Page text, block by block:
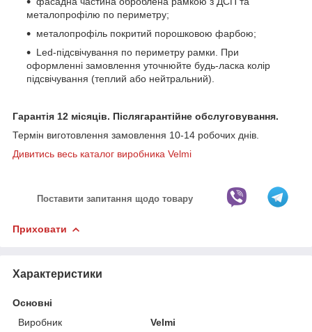
металопрофілю по периметру;
металопрофіль покритий порошковою фарбою;
Led-підсвічування по периметру рамки. При
оформленні замовлення уточнюйте будь-ласка колір
підсвічування (теплий або нейтральний).
Гарантія 12 місяців. Післягарантійне обслуговування.
Термін виготовлення замовлення 10-14 робочих днів.
Дивитись весь каталог виробника Velmi
Поставити запитання щодо товару
Приховати
Характеристики
Основні
Виробник
Velmi